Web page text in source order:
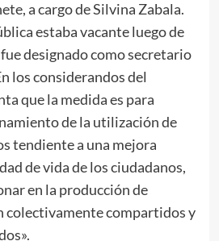
a cargo de Silvina Zabala.
estaba vacante luego de
designado como secretario
los considerandos del
que la medida es para
de la utilización de
tendiente a una mejora
de vida de los ciudadanos,
en la producción de
colectivamente compartidos y